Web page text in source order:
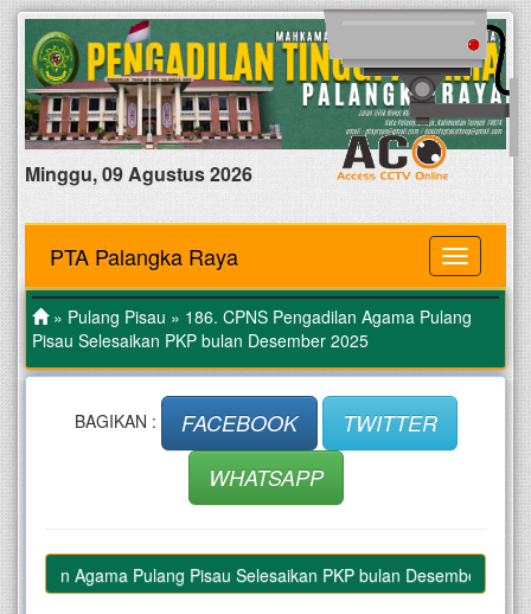
Minggu, 09 Agustus 2026
MENU
PTA Palangka Raya
» Pulang Pisau » 186. CPNS Pengadilan Agama Pulang
Pisau Selesaikan PKP bulan Desember 2025
BAGIKAN : FACEBOOK
TWITTER
WHATSAPP
Agama Pulang Pisau Selesaikan PKP bulan Desember 2025